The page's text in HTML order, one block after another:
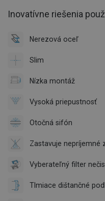
Inovatívne riešenia
Nerezová oceľ
Slim
Nízka montáž
Vysoká priepustnosť
Otočná sifón
Zastavuje nepríjemné
Vyberateľný filter
Tlmiace dištančné